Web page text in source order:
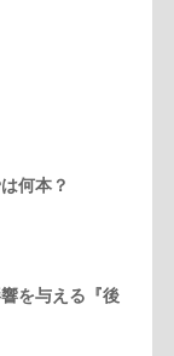
何本？
を与える『後